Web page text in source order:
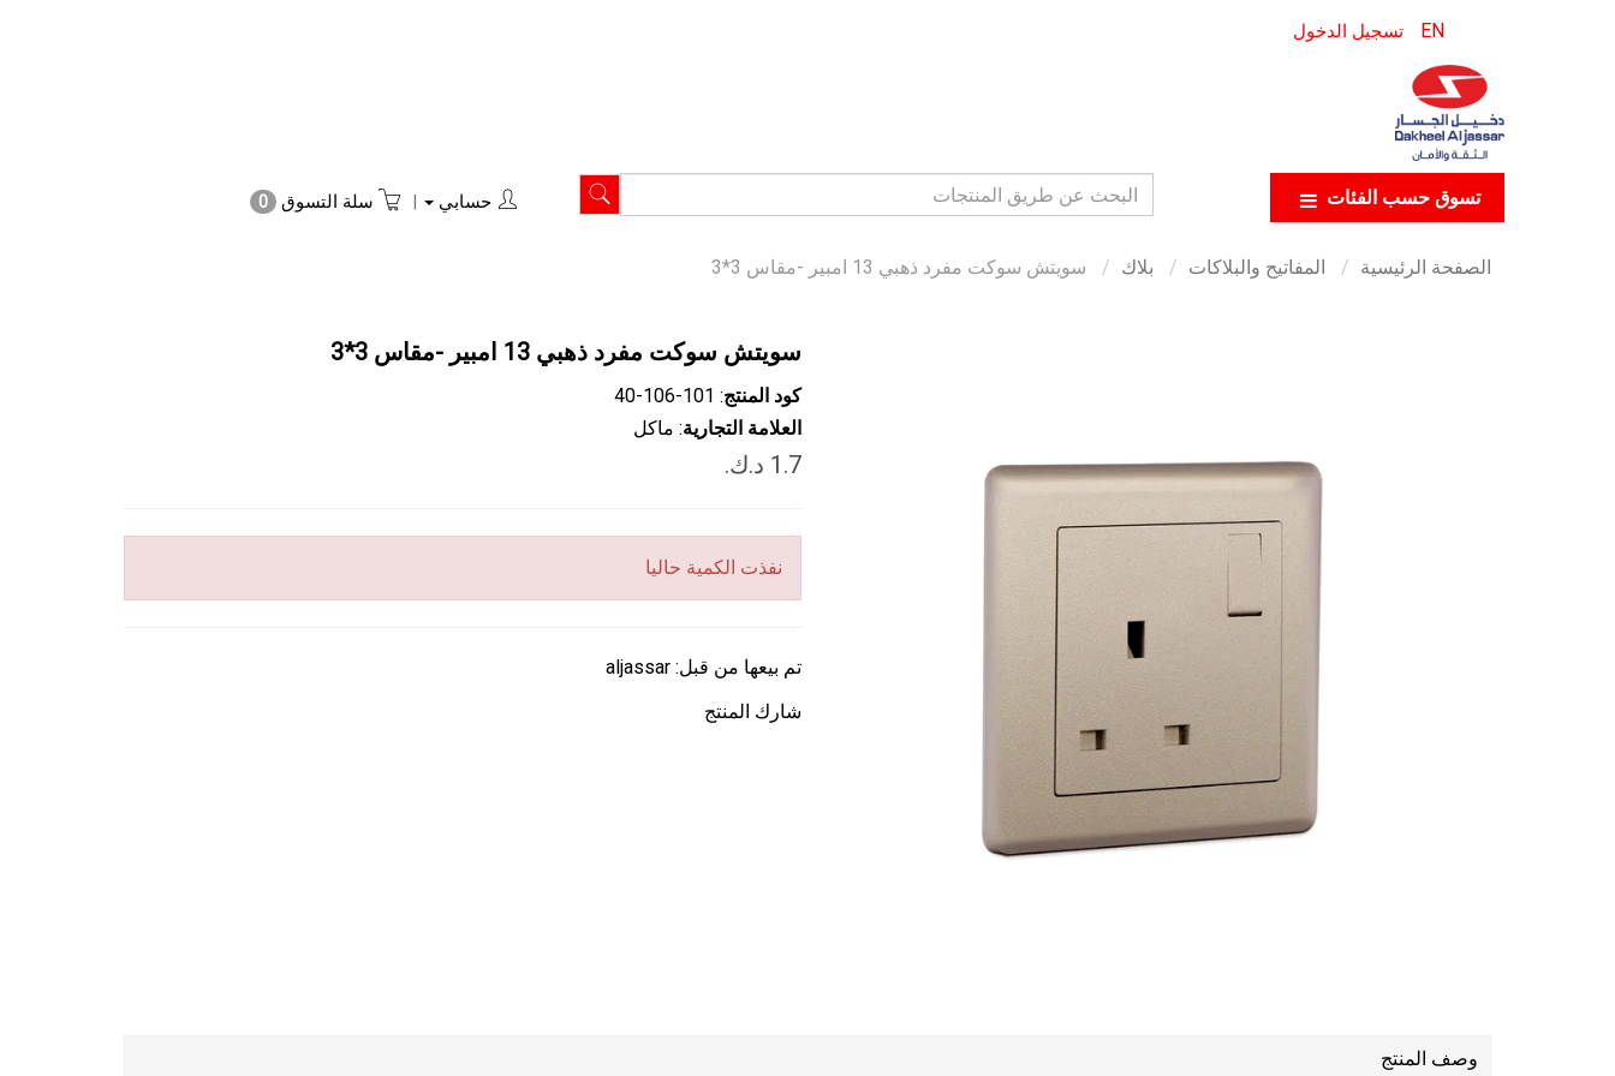
EN تسجيل الدخول
تسوق حسب الفئات حسابي | سلة التسوق 0
الصفحة الرئيسية المفاتيح والبلاكات بلاك سويتش سوكت مفرد ذهبي 13 امبير -مقاس 3*3
سويتش سوكت مفرد ذهبي 13 امبير -مقاس 3*3
كود المنتج: ‎40-106-101
العلامة التجارية: ماكل
نفذت الكمية حاليا
تم بيعها من قبل: aljassar
شارك المنتج
وصف المنتج